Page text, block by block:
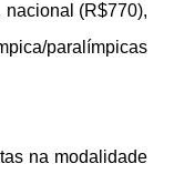
(R$770),
paralímpicas
na modalidade